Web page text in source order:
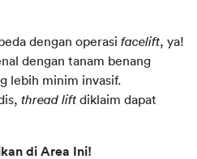
dengan operasi facelift
dengan tanam benang
lebih minim invasif.
thread lift diklaim dapat
di Area Ini!